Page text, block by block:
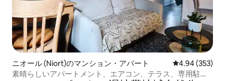
ニオール (Niort)のマンション・アパート レビュー353
4.94 (353)
素晴らしいアパートメント、エアコン、テラス、専用駐車